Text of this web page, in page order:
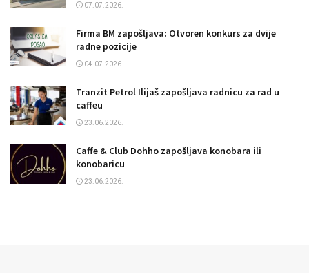
07.07.2026.
Firma BM zapošljava: Otvoren konkurs za dvije
radne pozicije
04.07.2026.
Tranzit Petrol Ilijaš zapošljava radnicu za rad u
caffeu
23.06.2026.
Caffe & Club Dohho zapošljava konobara ili
konobaricu
23.06.2026.